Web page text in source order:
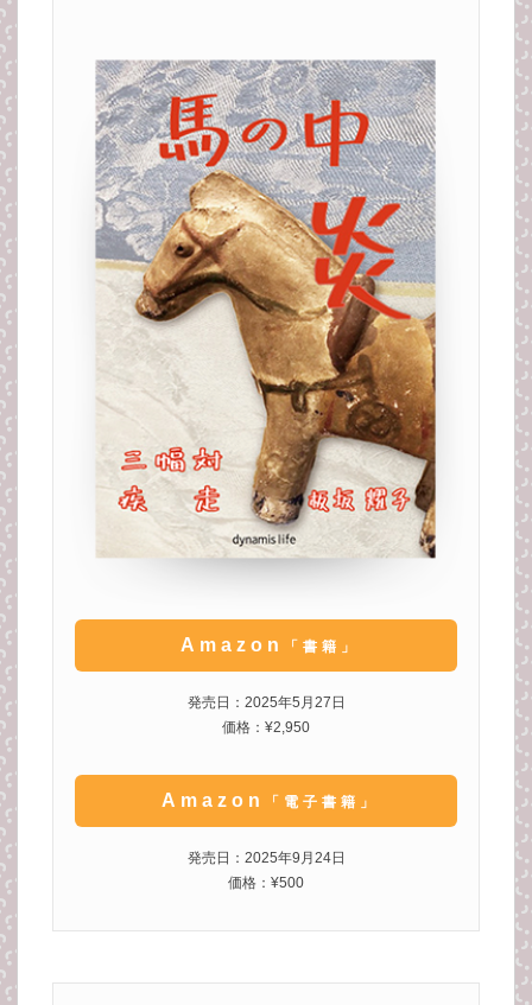
Amazon 「書籍」
発売日：2025年5月27日
価格：¥2,950
Amazon 「電子書籍」
発売日：2025年9月24日
価格：¥500